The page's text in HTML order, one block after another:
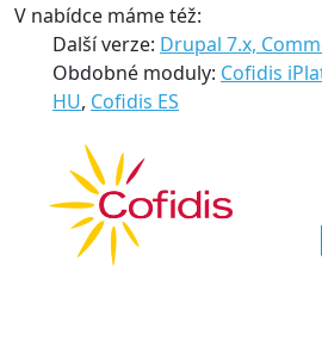
V nabídce máme též:
Další verze: Drupal 7.x,
Obdobné moduly: Cofidis
HU, Cofidis ES